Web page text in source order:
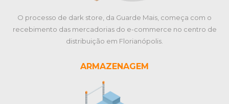
O processo de dark store, da Guarde Mais, começa com o
recebimento das mercadorias do e-commerce no centro de
distribuição em Florianópolis.
ARMAZENAGEM